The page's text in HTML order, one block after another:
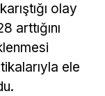
olay
arttığını
ele